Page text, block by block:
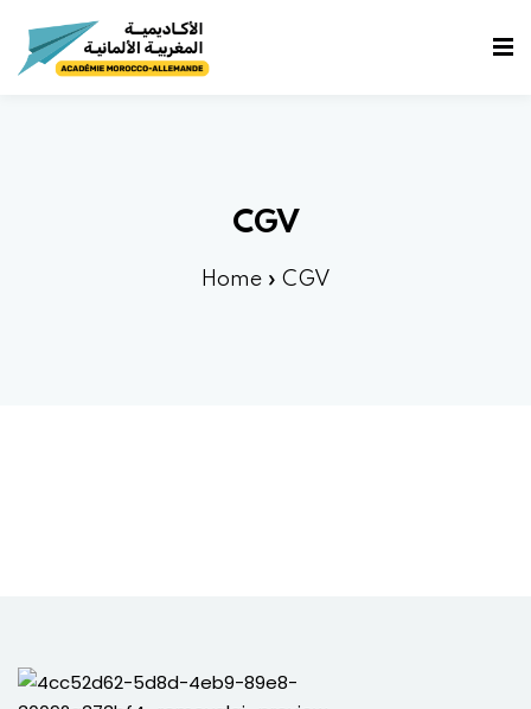
CGV
Home» CGV